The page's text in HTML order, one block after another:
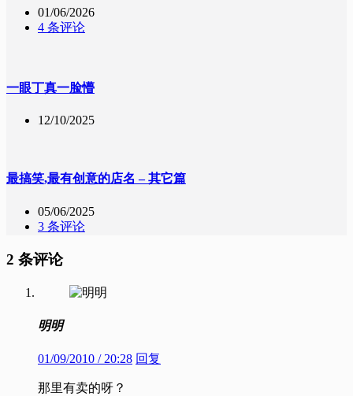
01/06/2026
4 条评论
一眼丁真一脸懵
12/10/2025
最搞笑,最有创意的店名 – 其它篇
05/06/2025
3 条评论
2 条评论
明明
01/09/2010 / 20:28 回复
那里有卖的呀？